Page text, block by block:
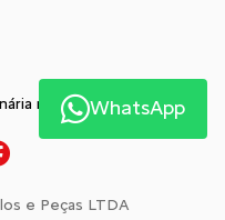
nas Redes Sociais:
e Peças LTDA
WhatsApp